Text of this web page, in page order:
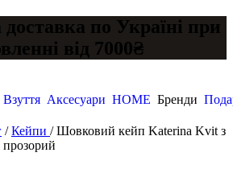
по Україні при
від 7000₴
Взуття Аксесуари HOME Бренди
/Кейпи /Шовковий кейп Katerina Kvit з